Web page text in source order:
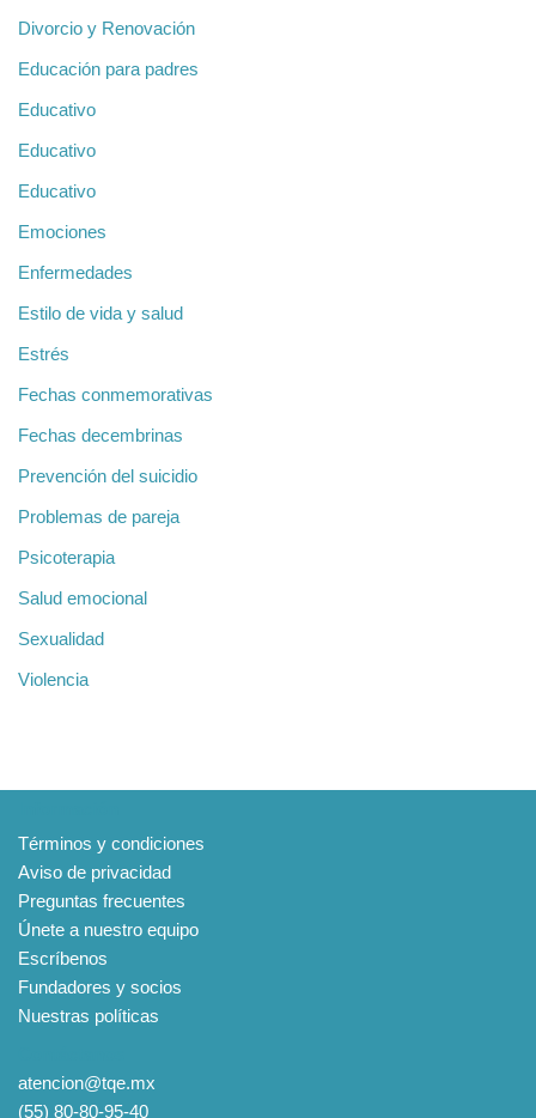
Divorcio y Renovación
Educación para padres
Educativo
Educativo
Educativo
Emociones
Enfermedades
Estilo de vida y salud
Estrés
Fechas conmemorativas
Fechas decembrinas
Prevención del suicidio
Problemas de pareja
Psicoterapia
Salud emocional
Sexualidad
Violencia
Términos y condiciones
Aviso de privacidad
Preguntas frecuentes
Únete a nuestro equipo
Escríbenos
Fundadores y socios
Nuestras políticas
atencion@tqe.mx
(55) 80-80-95-40